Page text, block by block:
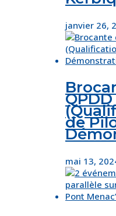
janvier 26,
QPDD
de
mai 13,